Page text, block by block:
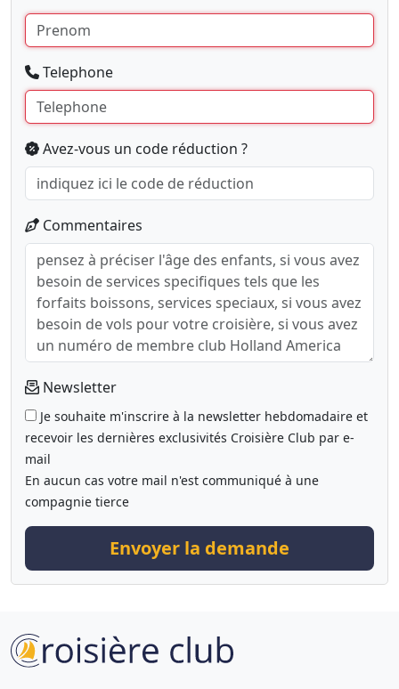
Telephone
Avez-vous un code réduction ?
Commentaires
Newsletter
Je souhaite m'inscrire à la newsletter hebdomadaire et
recevoir les dernières exclusivités Croisière Club par e-
mail
En aucun cas votre mail n'est communiqué à une
compagnie tierce
Envoyer la demande